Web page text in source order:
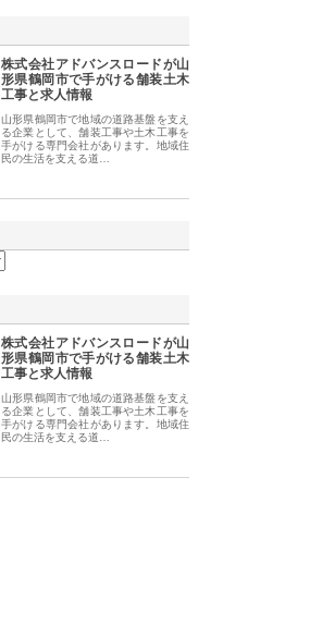
株式会社アドバンスロードが山
形県鶴岡市で手がける舗装土木
工事と求人情報
山形県鶴岡市で地域の道路基盤を支え
る企業として、舗装工事や土木工事を
手がける専門会社があります。地域住
民の生活を支える道…
株式会社アドバンスロードが山
形県鶴岡市で手がける舗装土木
工事と求人情報
山形県鶴岡市で地域の道路基盤を支え
る企業として、舗装工事や土木工事を
手がける専門会社があります。地域住
民の生活を支える道…